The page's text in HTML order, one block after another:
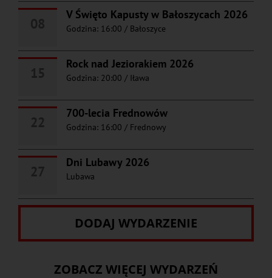
V Święto Kapusty w Bałoszycach 2026
Godzina: 16:00 / Bałoszyce
Rock nad Jeziorakiem 2026
Godzina: 20:00 / Iława
700-lecia Frednowów
Godzina: 16:00 / Frednowy
Dni Lubawy 2026
Lubawa
DODAJ WYDARZENIE
ZOBACZ WIĘCEJ WYDARZEŃ